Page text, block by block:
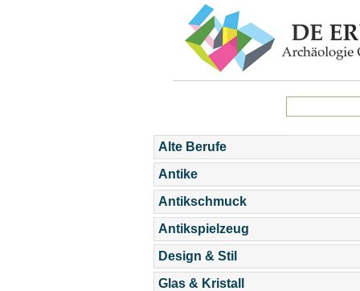
Alte Berufe
Antike
Antikschmuck
Antikspielzeug
Design & Stil
Glas & Kristall